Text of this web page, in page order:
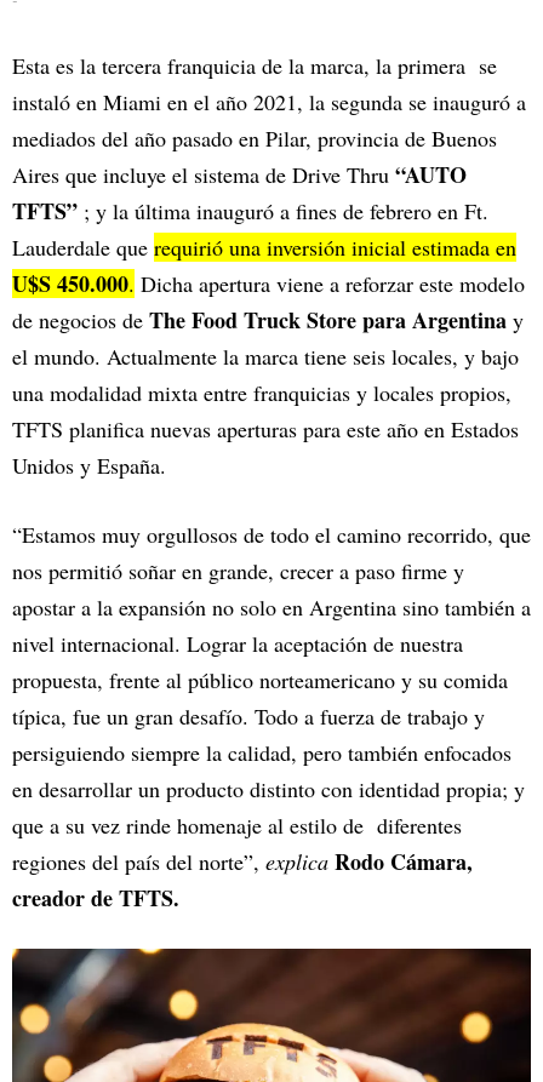
Esta es la tercera franquicia de la marca, la primera se
instaló en Miami en el año 2021, la segunda se inauguró a
mediados del año pasado en Pilar, provincia de Buenos
Aires que incluye el sistema de Drive Thru “AUTO
TFTS” ; y la última inauguró a fines de febrero en Ft.
Lauderdale que requirió una inversión inicial estimada en
U$S 450.000. Dicha apertura viene a reforzar este modelo
de negocios de The Food Truck Store para Argentina y
el mundo. Actualmente la marca tiene seis locales, y bajo
una modalidad mixta entre franquicias y locales propios,
TFTS planifica nuevas aperturas para este año en Estados
Unidos y España.
“Estamos muy orgullosos de todo el camino recorrido, que
nos permitió soñar en grande, crecer a paso firme y
apostar a la expansión no solo en Argentina sino también a
nivel internacional. Lograr la aceptación de nuestra
propuesta, frente al público norteamericano y su comida
típica, fue un gran desafío. Todo a fuerza de trabajo y
persiguiendo siempre la calidad, pero también enfocados
en desarrollar un producto distinto con identidad propia; y
que a su vez rinde homenaje al estilo de diferentes
regiones del país del norte”, explica Rodo Cámara,
creador de TFTS.